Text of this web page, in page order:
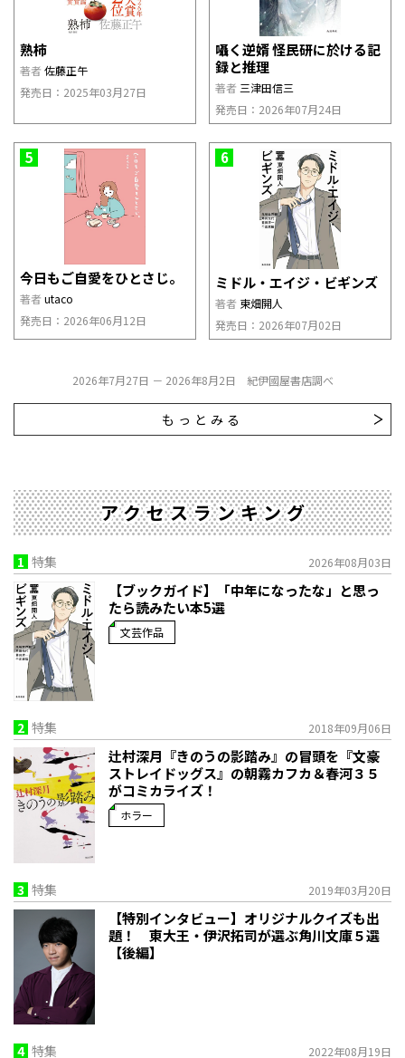
熟柿
著者 佐藤正午
発売日：2025年03月27日
囁く逆婿 怪民研に於ける記
録と推理
著者 三津田信三
発売日：2026年07月24日
5
今日もご自愛をひとさじ。
著者 utaco
発売日：2026年06月12日
6
ミドル・エイジ・ビギンズ
著者 東畑開人
発売日：2026年07月02日
2026年7月27日 － 2026年8月2日 紀伊國屋書店調べ
もっとみる
アクセスランキング
1 特集 2026年08月03日
【ブックガイド】「中年になったな」と思っ
たら読みたい本5選
文芸作品
2 特集 2018年09月06日
辻村深月『きのうの影踏み』の冒頭を『文豪
ストレイドッグス』の朝霧カフカ＆春河３５
がコミカライズ！
ホラー
3 特集 2019年03月20日
【特別インタビュー】オリジナルクイズも出
題！ 東大王・伊沢拓司が選ぶ角川文庫５選
【後編】
4 特集 2022年08月19日